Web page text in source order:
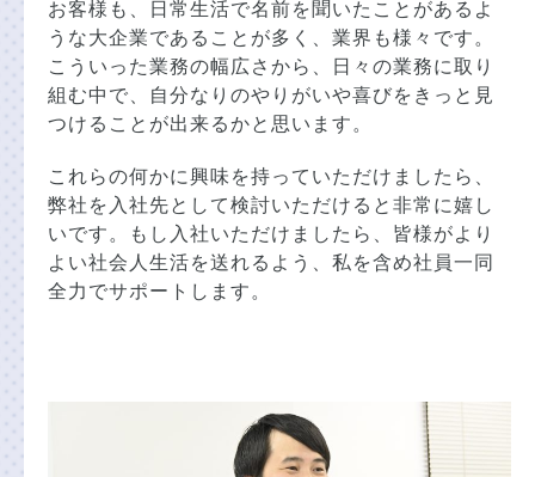
お客様も、日常生活で名前を聞いたことがあるよ
うな大企業であることが多く、業界も様々です。
こういった業務の幅広さから、日々の業務に取り
組む中で、自分なりのやりがいや喜びをきっと見
つけることが出来るかと思います。
これらの何かに興味を持っていただけましたら、
弊社を入社先として検討いただけると非常に嬉し
いです。もし入社いただけましたら、皆様がより
よい社会人生活を送れるよう、私を含め社員一同
全力でサポートします。